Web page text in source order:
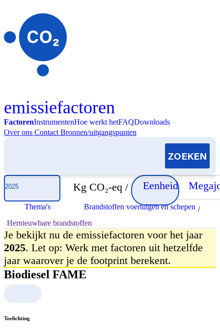
emissiefactoren
FactorenInstrumentenHoe werkt hetFAQDownloads
Over ons Contact Bronnen/uitgangspunten
Selecteer jaar
Kg CO₂-eq / Eenheid
Thema's Brandstoffen voertuigen en schepen /
Hernieuwbare brandstoffen
Je bekijkt nu de emissiefactoren voor het jaar
2025. Let op: Werk met factoren uit hetzelfde
jaar waarover je de footprint berekent.
Biodiesel FAME
Toelichting